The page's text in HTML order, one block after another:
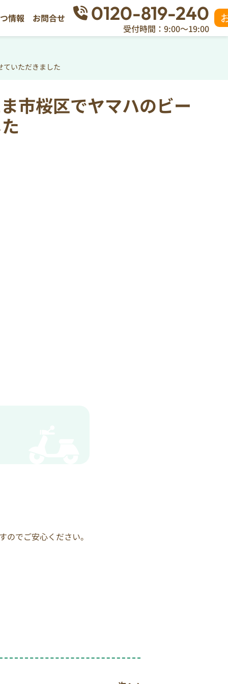
情報 お問合せ 0120-819-240
受付時間：9:00～19:00
ていただきました
市桜区でヤマハのビー
でご安心ください。